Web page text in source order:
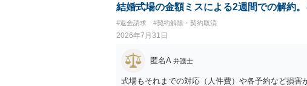
結婚式場の金額ミスによる2週間での解約
#返金請求 #契約解除・契約取消
2026年7月31日
匿名A 弁護士
式場もそれまでの対応（人件費）や各予約など損